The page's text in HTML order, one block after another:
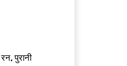
पुरानी